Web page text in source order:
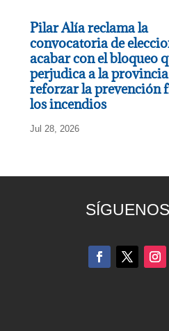
Pilar Alía reclama la
convocatoria de
acabar con el bloqueo
perjudica a la
reforzar la prevención
los incendios
Jul 28, 2026
SÍGUENOS